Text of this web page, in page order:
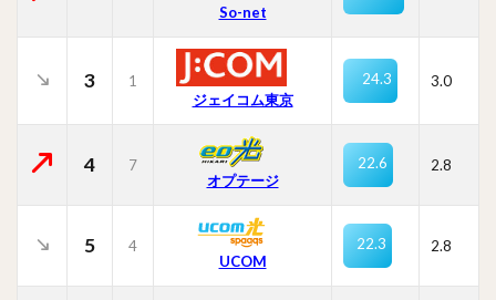
So-net
3
1
ジェイコム東京
24.3 3.0
4
7
オプテージ
22.6 2.8
5
4
UCOM
22.3 2.8